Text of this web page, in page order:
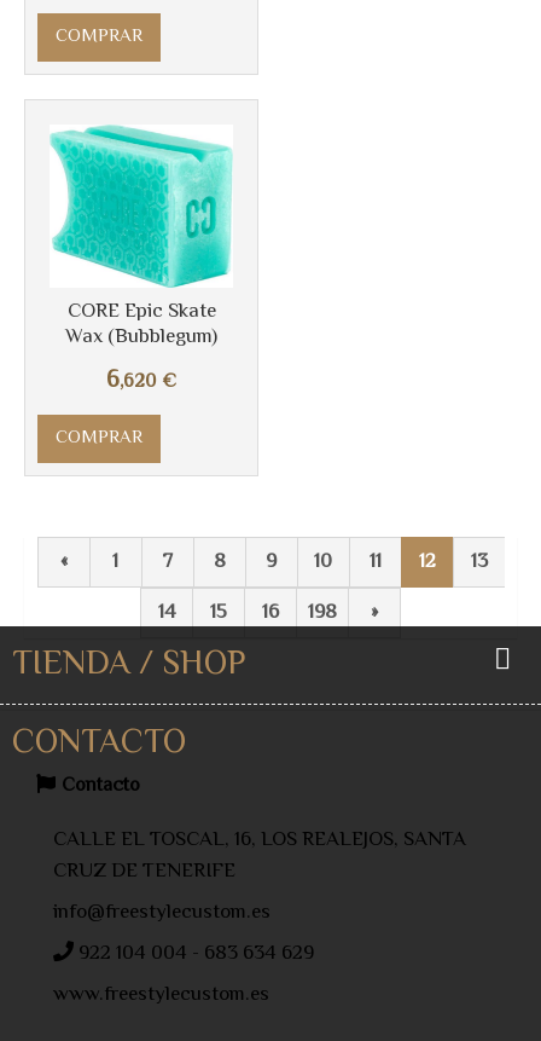
TIENDA / SHOP
CONTACTO
COMPRAR
CORE Epic Skate
Wax (Bubblegum)
6,620 €
COMPRAR
« 1 7 8 9 10 11 12
13
14
15 16 198 »
Contacto
CALLE EL TOSCAL, 16, LOS REALEJOS, SANTA
CRUZ DE TENERIFE
info@freestylecustom.es
922 104 004 - 683 634 629
www.freestylecustom.es